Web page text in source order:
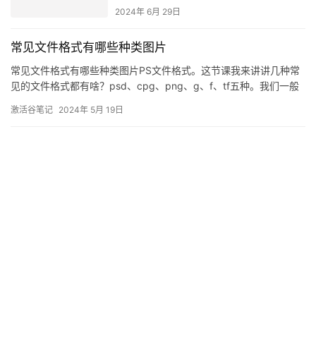
2024年 6月 29日
常见文件格式有哪些种类图片
常见文件格式有哪些种类图片PS文件格式。这节课我来讲讲几种常
见的文件格式都有啥？psd、cpg、png、g、f、tf五种。我们一般
步：开始制作和修改。·第三步：
激活谷笔记 2024年 5月 19日